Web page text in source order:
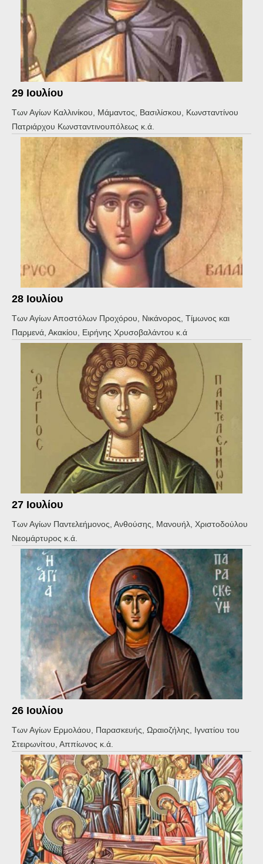
29 Ιουλίου
Των Αγίων Καλλινίκου, Μάμαντος, Βασιλίσκου, Κωνσταντίνου
Πατριάρχου Κωνσταντινουπόλεως κ.ά.
28 Ιουλίου
Των Αγίων Αποστόλων Προχόρου, Νικάνορος, Τίμωνος και
Παρμενά, Ακακίου, Ειρήνης Χρυσοβαλάντου κ.ά
27 Ιουλίου
Των Αγίων Παντελεήμονος, Ανθούσης, Μανουήλ, Χριστοδούλου
Νεομάρτυρος κ.ά.
26 Ιουλίου
Των Αγίων Ερμολάου, Παρασκευής, Ωραιοζήλης, Ιγνατίου του
Στειρωνίτου, Αππίωνος κ.ά.